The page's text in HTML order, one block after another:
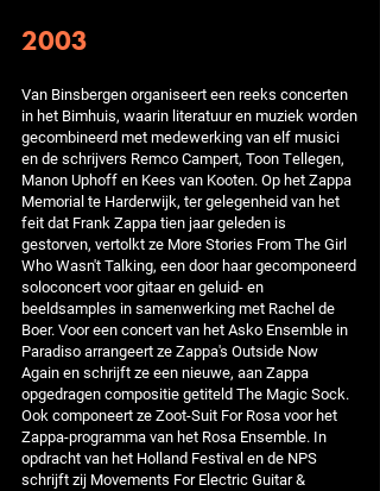
2003
Van Binsbergen organiseert een reeks concerten
in het Bimhuis, waarin literatuur en muziek worden
gecombineerd met medewerking van elf musici
en de schrijvers Remco Campert, Toon Tellegen,
Manon Uphoff en Kees van Kooten. Op het Zappa
Memorial te Harderwijk, ter gelegenheid van het
feit dat Frank Zappa tien jaar geleden is
gestorven, vertolkt ze More Stories From The Girl
Who Wasn't Talking, een door haar gecomponeerd
soloconcert voor gitaar en geluid- en
beeldsamples in samenwerking met Rachel de
Boer. Voor een concert van het Asko Ensemble in
Paradiso arrangeert ze Zappa's Outside Now
Again en schrijft ze een nieuwe, aan Zappa
opgedragen compositie getiteld The Magic Sock.
Ook componeert ze Zoot-Suit For Rosa voor het
Zappa-programma van het Rosa Ensemble. In
opdracht van het Holland Festival en de NPS
schrijft zij Movements For Electric Guitar &